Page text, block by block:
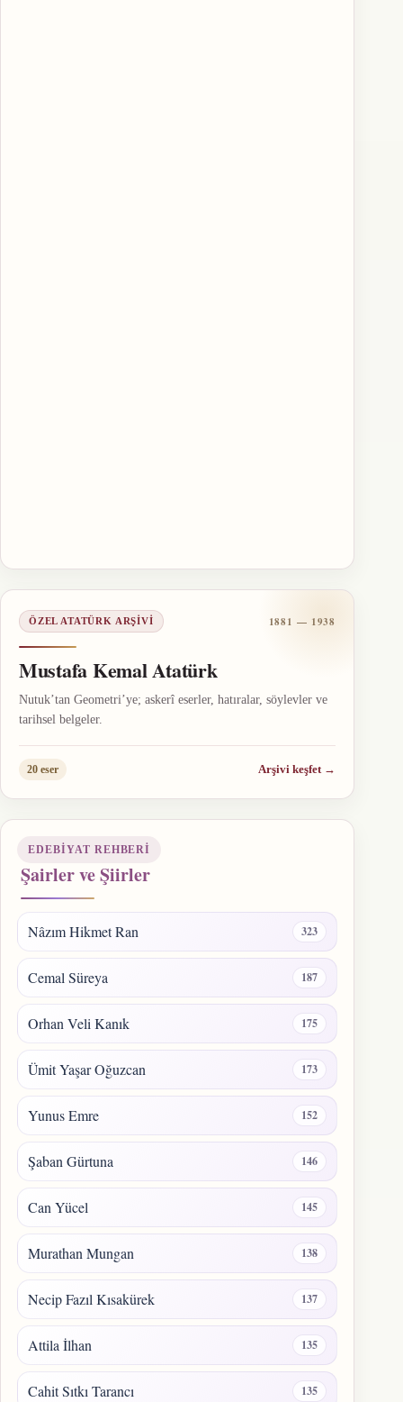
ÖZEL ATATÜRK ARŞIVI 1881 — 1938
Mustafa Kemal Atatürk
Nutuk’tan Geometri’ye; askerî eserler, hatıralar, söylevler ve
tarihsel belgeler.
20 eser Arşivi keşfet →
EDEBIYAT REHBERI
Şairler ve Şiirler
Nâzım Hikmet Ran 323
Cemal Süreya 187
Orhan Veli Kanık 175
Ümit Yaşar Oğuzcan 173
Yunus Emre 152
Şaban Gürtuna 146
Can Yücel 145
Murathan Mungan 138
Necip Fazıl Kısakürek 137
Attila İlhan 135
Cahit Sıtkı Tarancı 135